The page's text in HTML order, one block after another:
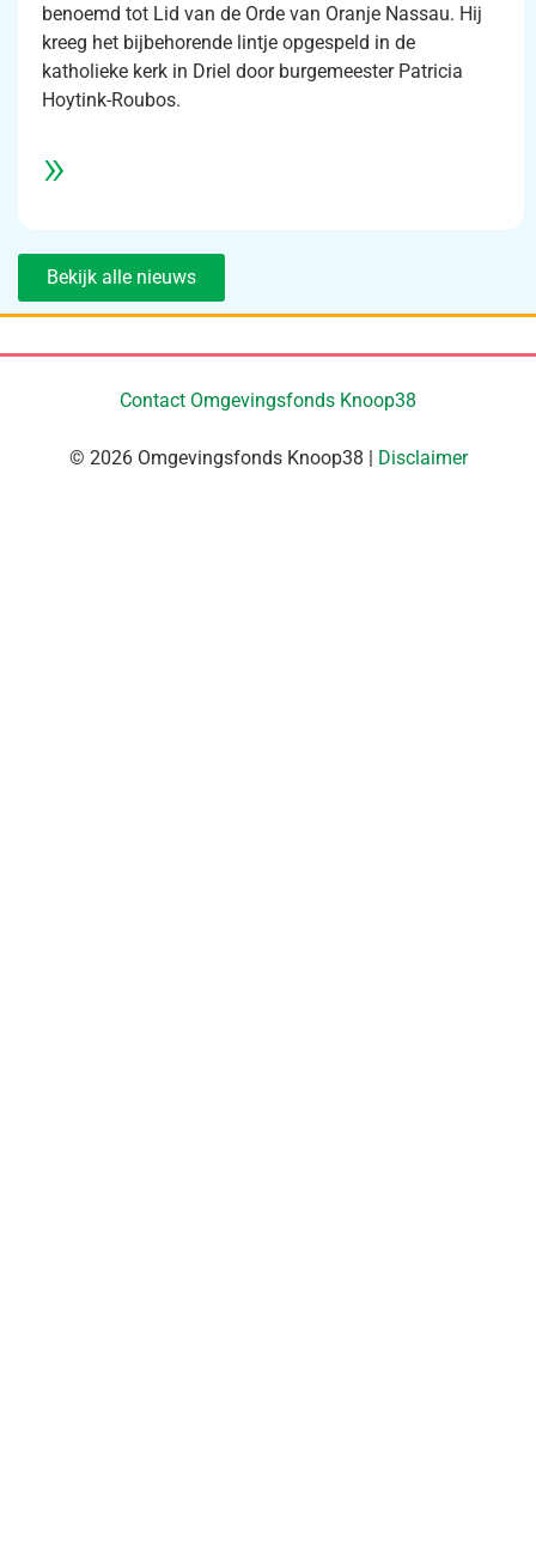
benoemd tot Lid van de Orde van Oranje Nassau. Hij
kreeg het bijbehorende lintje opgespeld in de
katholieke kerk in Driel door burgemeester Patricia
Hoytink-Roubos.
»
Bekijk alle nieuws
Contact Omgevingsfonds Knoop38
© 2026 Omgevingsfonds Knoop38 | Disclaimer